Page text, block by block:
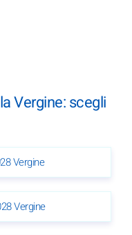
Vergine: scegli
Vergine
Vergine